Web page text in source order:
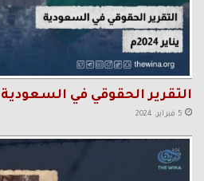
التقرير الحقوقي في السعودية
5 فبراير، 2024